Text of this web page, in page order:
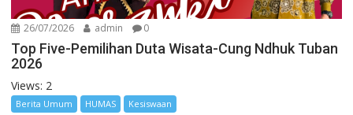
26/07/2026 admin 0
Top Five-Pemilihan Duta Wisata-Cung Ndhuk Tuban
2026
Views: 2
Berita Umum HUMAS Kesiswaan